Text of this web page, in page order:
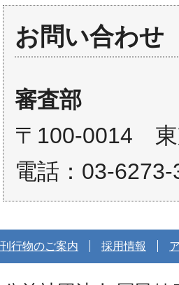
お問い合わせ
審査部
〒100-0014 東
電話：03-6273-
刊行物のご案内 採用情報